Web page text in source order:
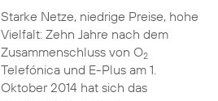
Starke Netze, niedrige Preise, hohe
Vielfalt: Zehn Jahre nach dem
Zusammenschluss von O2
Telefónica und E-Plus am 1.
Oktober 2014 hat sich das